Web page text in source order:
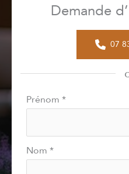
Demande
07
Formulaire
avec
téléphone
Prénom *
Nom *